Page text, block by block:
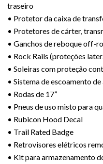
traseiro
• Protetor da caixa de
• Protetores de cárter,
• Ganchos de reboque off-
• Rock Rails (proteções
• Soleiras com proteção
• Sistema de escoamento
• Rodas de 17”
• Pneus de uso misto para
• Rubicon Hood Decal
• Trail Rated Badge
• Retrovisores elétricos
• Kit para armazenamento